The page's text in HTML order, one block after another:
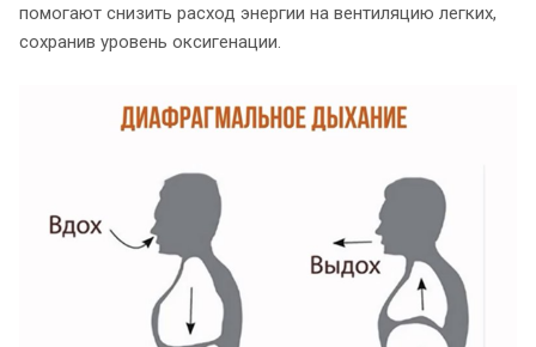
помогают снизить расход энергии на вентиляцию легких,
сохранив уровень оксигенации.